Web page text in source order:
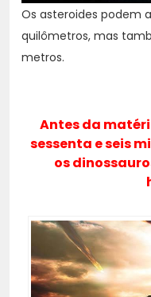
Os asteroides podem
quilômetros, mas
metros.
Antes da
sessenta e seis
os